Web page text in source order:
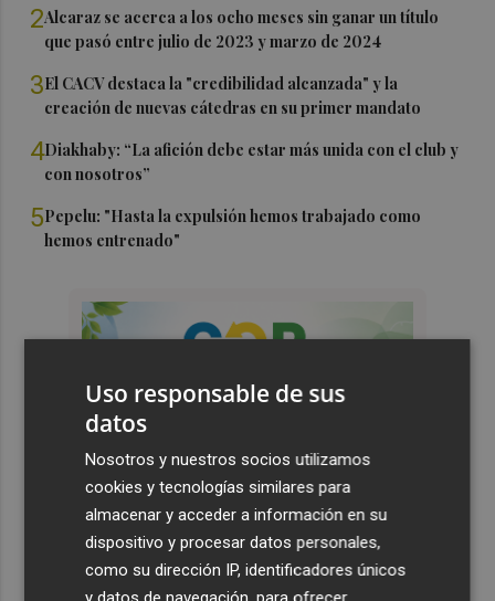
2Alcaraz se acerca a los ocho meses sin ganar un título
que pasó entre julio de 2023 y marzo de 2024
3El CACV destaca la "credibilidad alcanzada" y la
creación de nuevas cátedras en su primer mandato
4Diakhaby: “La afición debe estar más unida con el club y
con nosotros”
5Pepelu: "Hasta la expulsión hemos trabajado como
hemos entrenado"
Uso responsable de sus
datos
Nosotros y nuestros socios utilizamos
cookies y tecnologías similares para
almacenar y acceder a información en su
dispositivo y procesar datos personales,
como su dirección IP, identificadores únicos